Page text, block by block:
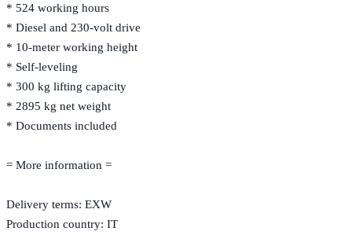
* 524 working hours
* Diesel and 230-volt drive
* 10-meter working height
* Self-leveling
* 300 kg lifting capacity
* 2895 kg net weight
* Documents included
= More information =
Delivery terms: EXW
Production country: IT